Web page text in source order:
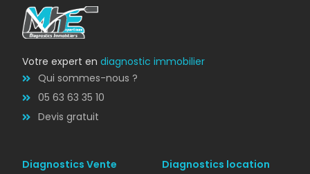
Votre expert endiagnostic immobilier
Qui sommes-nous ?
05 63 63 35 10
Devis gratuit
Diagnostics Vente
Diagnostics location